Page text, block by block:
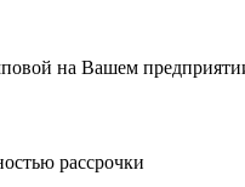
на Вашем
рассрочки